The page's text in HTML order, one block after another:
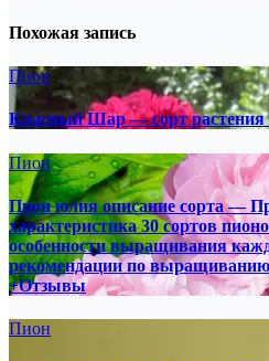
Похожая запись
Пион
Красный Шар — сорт растения
Пион
Пион юлия описание сорта —
характеристика 30 сортов
особенности выращивания
рекомендации по
+Отзывы
Пион